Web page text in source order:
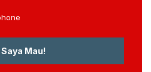
Saya Mau!